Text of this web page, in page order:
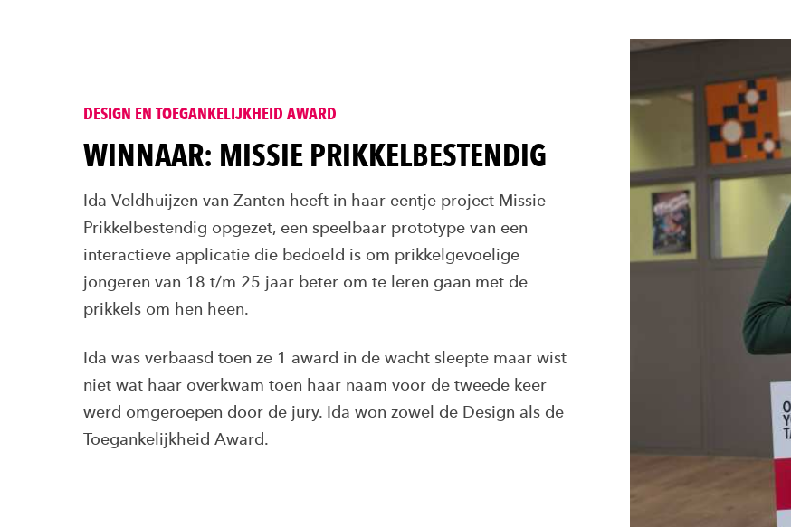
DESIGN EN TOEGANKELIJKHEID AWARD
WINNAAR: MISSIE PRIKKELBESTENDIG
Ida Veldhuijzen van Zanten heeft in haar eentje project Missie
Prikkelbestendig opgezet, een speelbaar prototype van een
interactieve applicatie die bedoeld is om prikkelgevoelige
jongeren van 18 t/m 25 jaar beter om te leren gaan met de
prikkels om hen heen.
Ida was verbaasd toen ze 1 award in de wacht sleepte maar wist
niet wat haar overkwam toen haar naam voor de tweede keer
werd omgeroepen door de jury. Ida won zowel de Design als de
Toegankelijkheid Award.